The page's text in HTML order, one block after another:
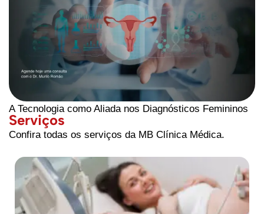
A Tecnologia como Aliada nos Diagnósticos Femininos
Serviços
Confira todas os serviços da MB Clínica Médica.